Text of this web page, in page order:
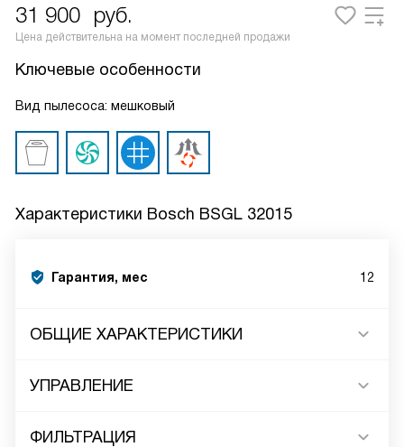
31 900 руб.
Цена действительна на момент последней продажи
Ключевые особенности
Вид пылесоса: мешковый
Характеристики Bosch BSGL 32015
Гарантия, мес 12
ОБЩИЕ ХАРАКТЕРИСТИКИ
УПРАВЛЕНИЕ
ФИЛЬТРАЦИЯ